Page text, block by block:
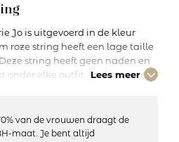
Jo is uitgevoerd in de kleur
roze string heeft een lage taille
string heeft geen naden en
onder elke outfit. Je draagt ze
kleur. In de Cyrile serie voelt
Lees meer
van de vrouwen draagt de
maat. Je bent altijd